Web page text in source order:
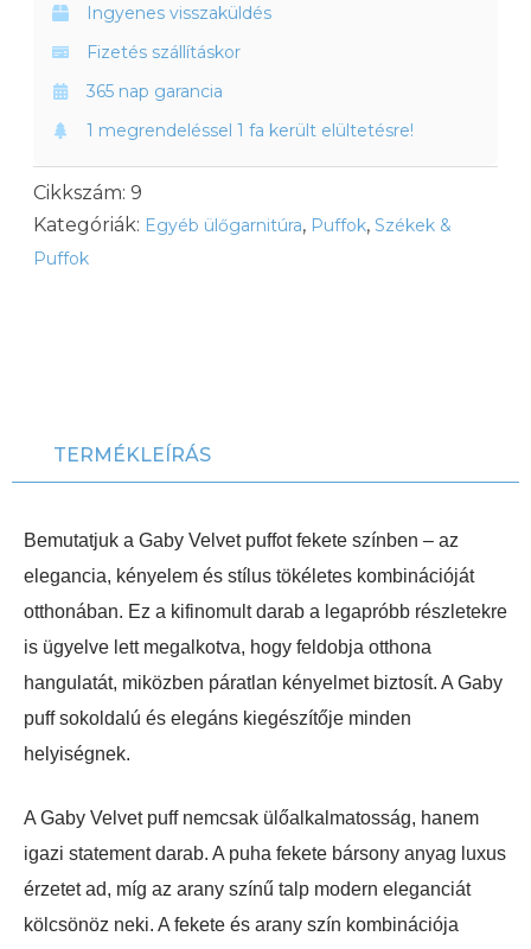
Ingyenes visszaküldés
Fizetés szállításkor
365 nap garancia
1 megrendeléssel 1 fa került elültetésre!
Cikkszám: 9
Kategóriák: Egyéb ülőgarnitúra, Puffok, Székek &
Puffok
TERMÉKLEÍRÁS
Bemutatjuk a Gaby Velvet puffot fekete színben – az
elegancia, kényelem és stílus tökéletes kombinációját
otthonában. Ez a kifinomult darab a legapróbb részletekre
is ügyelve lett megalkotva, hogy feldobja otthona
hangulatát, miközben páratlan kényelmet biztosít. A Gaby
puff sokoldalú és elegáns kiegészítője minden
helyiségnek.
A Gaby Velvet puff nemcsak ülőalkalmatosság, hanem
igazi statement darab. A puha fekete bársony anyag luxus
érzetet ad, míg az arany színű talp modern eleganciát
kölcsönöz neki. A fekete és arany szín kombinációja